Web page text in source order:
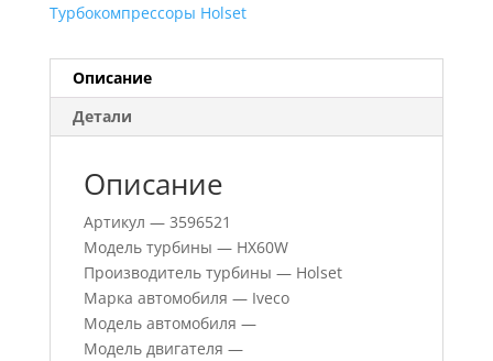
Турбокомпрессоры Holset
Описание
Детали
Описание
Артикул — 3596521
Модель турбины — HX60W
Производитель турбины — Holset
Марка автомобиля — Iveco
Модель автомобиля —
Модель двигателя —